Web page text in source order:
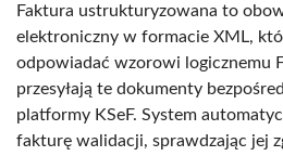
Faktura ustrukturyzowana to
elektroniczny w formacie XML,
odpowiadać wzorowi logicznemu
przesyłają te dokumenty
platformy KSeF. System
fakturę walidacji, sprawdzając jej